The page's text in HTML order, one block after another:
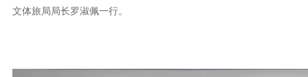
文体旅局局长罗淑佩一行。